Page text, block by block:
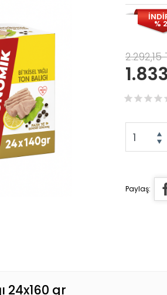
%
2.292,15
Paylaş:
24x160 gr